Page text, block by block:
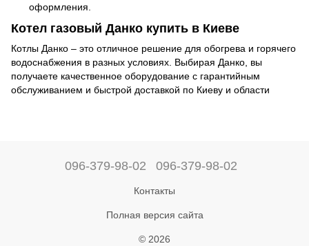
оформления.
Котел газовый Данко купить в Киеве
Котлы Данко – это отличное решение для обогрева и горячего
водоснабжения в разных условиях. Выбирая Данко, вы
получаете качественное оборудование с гарантийным
обслуживанием и быстрой доставкой по Киеву и области
096-379-98-02 096-379-98-02
Контакты
Полная версия сайта
© 2026